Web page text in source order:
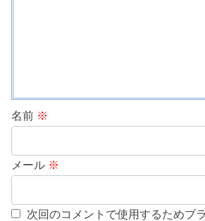
名前 ※
メール ※
次回のコメントで使用するためブ